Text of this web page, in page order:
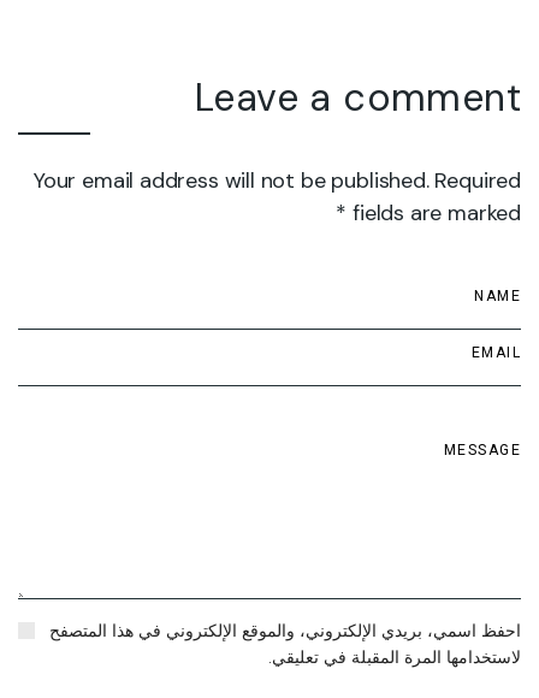
Leave a comment
Your email address will not be published. Required
fields are marked *
احفظ اسمي، بريدي الإلكتروني، والموقع الإلكتروني في هذا المتصفح
لاستخدامها المرة المقبلة في تعليقي.